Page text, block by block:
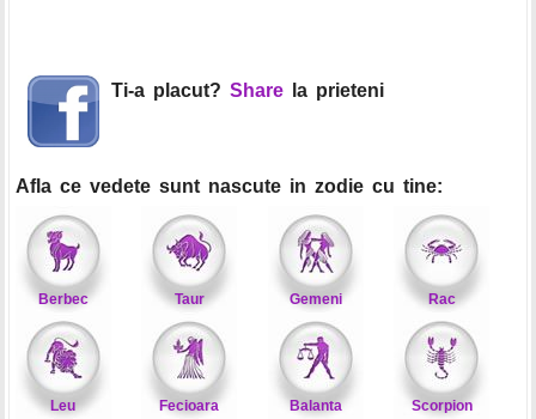
Ti-a placut? Share la prieteni
Afla ce vedete sunt nascute in zodie cu tine:
Berbec Taur Gemeni Rac
Leu Fecioara Balanta Scorpion